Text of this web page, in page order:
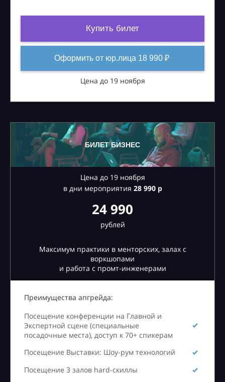
Купить билет
Оформить от юр.лица 18 990 ₽
Цена до 19 ноября
БИЛЕТ БИЗНЕС
Цена до 19 ноября
в дни мероприятия 28990 р
24 990
рублей
Максимум практики в менторских, залах с
воркшопами
и работа с промт-инженерами
Преимущества апгрейда:
Посещение конференции на Главной и
Экспертной сцене (специальные
посадочные места), доступ к 70+ спикерам
Посещение Выставки: Шоу-рум технологий
Посещение 3 залов hard-скиллы